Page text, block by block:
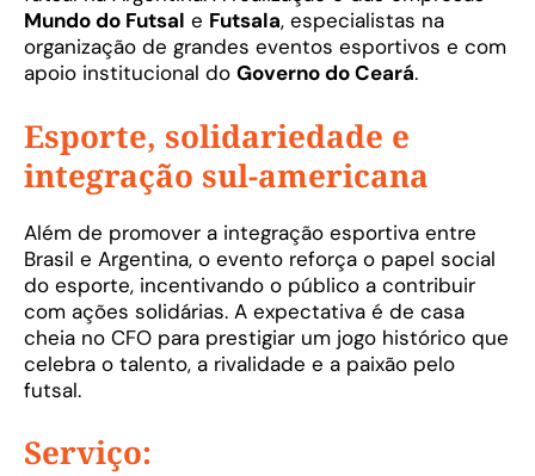
Mundo do Futsal e Futsala, especialistas na
organização de grandes eventos esportivos e com
apoio institucional do Governo do Ceará.
Esporte, solidariedade e
integração sul-americana
Além de promover a integração esportiva entre
Brasil e Argentina, o evento reforça o papel social
do esporte, incentivando o público a contribuir
com ações solidárias. A expectativa é de casa
cheia no CFO para prestigiar um jogo histórico que
celebra o talento, a rivalidade e a paixão pelo
futsal.
Serviço: